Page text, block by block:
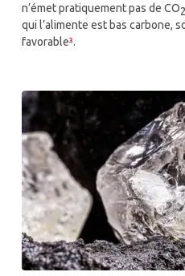
n’émet pratiquement pas de CO2
qui l’alimente est bas carbone,
favorable³.